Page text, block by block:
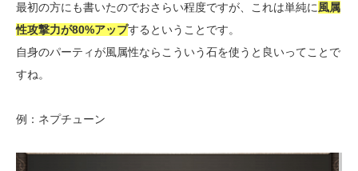
最初の方にも書いたのでおさらい程度ですが、これは単純に風属
性攻撃力が80%アップするということです。
自身のパーティが風属性ならこういう石を使うと良いってことで
すね。
例：ネプチューン